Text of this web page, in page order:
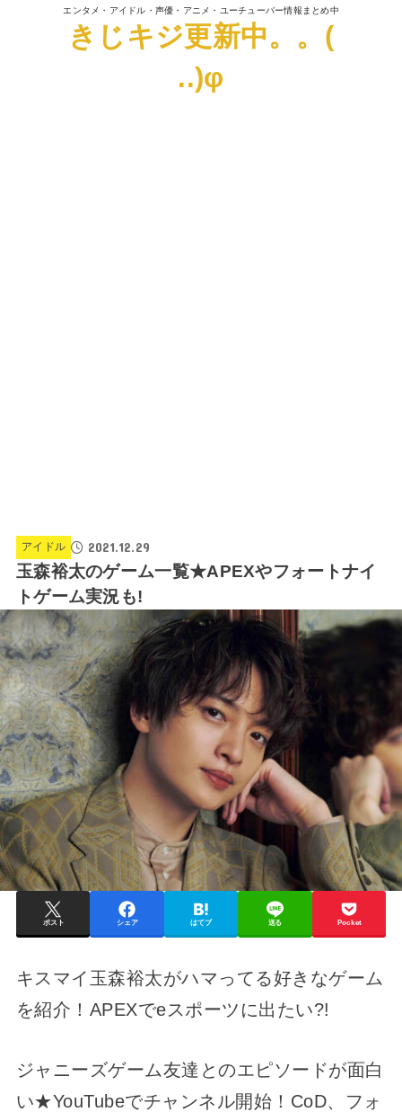
エンタメ・アイドル・声優・アニメ・ユーチューバー情報まとめ中
きじキジ更新中。。(
..)φ
アイドル 2021.12.29
玉森裕太のゲーム一覧★APEXやフォートナイ
トゲーム実況も!
ポスト シェア はてブ 送る Pocket
キスマイ玉森裕太がハマってる好きなゲーム
を紹介！APEXでeスポーツに出たい?!
ジャニーズゲーム友達とのエピソードが面白
い★YouTubeでチャンネル開始！CoD、フォ